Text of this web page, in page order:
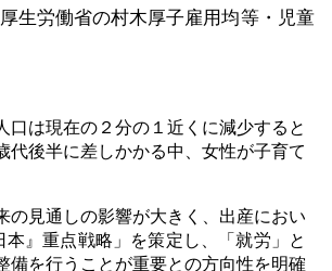
生労働省の村木厚子雇用均等・児童
は現在の２分の１近くに減少すると
後半に差しかかる中、女性が子育て
の見通しの影響が大きく、出産におい
』重点戦略」を策定し、「就労」と
備を行うことが重要との方向性を明確